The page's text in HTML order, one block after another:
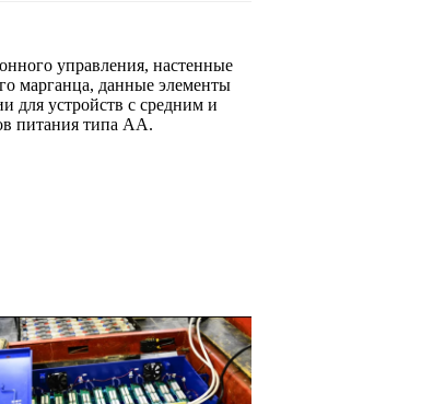
управления, настенные
марганца, данные элементы
для устройств с средним и
питания типа АА.